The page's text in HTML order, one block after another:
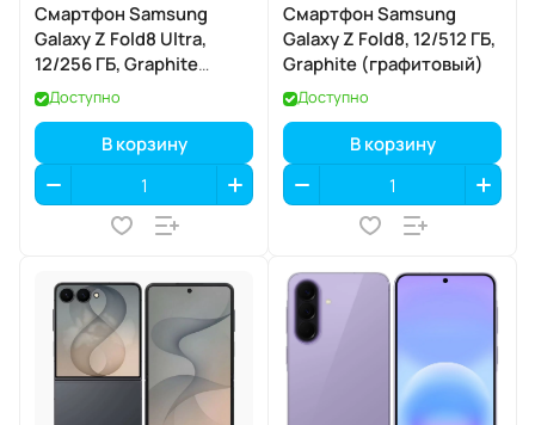
Смартфон Samsung
Galaxy Z Fold8 Ultra,
12/256 ГБ, Graphite
(графитовый)
Доступно
В корзину
Смартфон Samsung
Galaxy Z Fold8, 12/512 ГБ,
Graphite (графитовый)
Доступно
В корзину